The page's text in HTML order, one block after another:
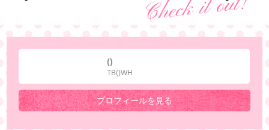
()
TB()WH
プロフィールを見る